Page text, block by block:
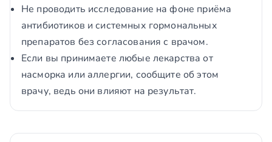
Не проводить исследование на фоне приёма
антибиотиков и системных гормональных
препаратов без согласования с врачом.
Если вы принимаете любые лекарства от
насморка или аллергии, сообщите об этом
врачу, ведь они влияют на результат.